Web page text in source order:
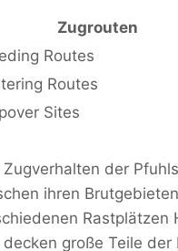
Zugrouten
Routes
Routes
Sites
Zugverhalten der
ihren
Rastplätzen
decken große Teile